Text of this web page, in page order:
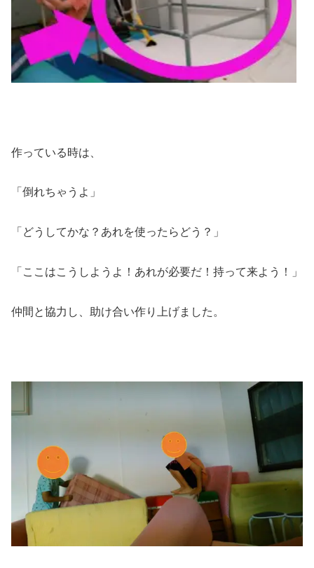
作っている時は、
「倒れちゃうよ」
「どうしてかな？あれを使ったらどう？」
「ここはこうしようよ！あれが必要だ！持って来よう！」
仲間と協力し、助け合い作り上げました。